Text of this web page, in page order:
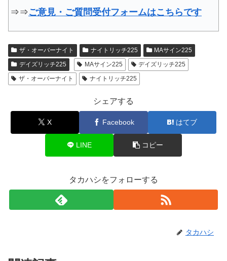
⇒⇒ご意見・ご質問受付フォームはこちらです
ザ・オーバーナイト ナイトリッチ225
MAサイン225
デイズリッチ225
MAサイン225
デイズリッチ225
ザ・オーバーナイト
ナイトリッチ225
シェアする
X Facebook はてブ
LINE コピー
タカハシをフォローする
タカハシ